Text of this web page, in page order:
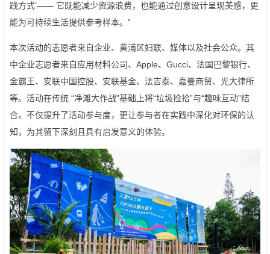
践方式’—— 它既能减少资源浪费，也能通过创意设计呈现美感，更
能为可持续生活提供参考样本。”
本次活动的志愿者来自企业、黄浦区妇联、媒体以及社会公众。其
中企业志愿者来自应用材料公司、Apple、Gucci、法国巴黎银行、
金霸王、安联中国控股、安联基金、法吉泰、嘉曼商贸、光大律所
等。活动在传统 “净滩大作战”基础上将“垃圾捡拾”与“趣味互动”结
合。不仅提升了活动参与度，更让参与者在实践中深化对环保的认
知，为其留下深刻且具有启发意义的体验。